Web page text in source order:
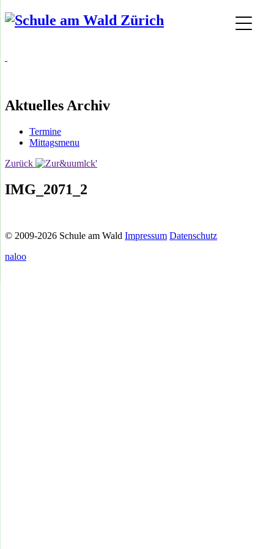
Aktuelles Archiv
Termine
Mittagsmenu
Zurück
IMG_2071_2
© 2009-2026 Schule am Wald Impressum Datenschutz
naloo